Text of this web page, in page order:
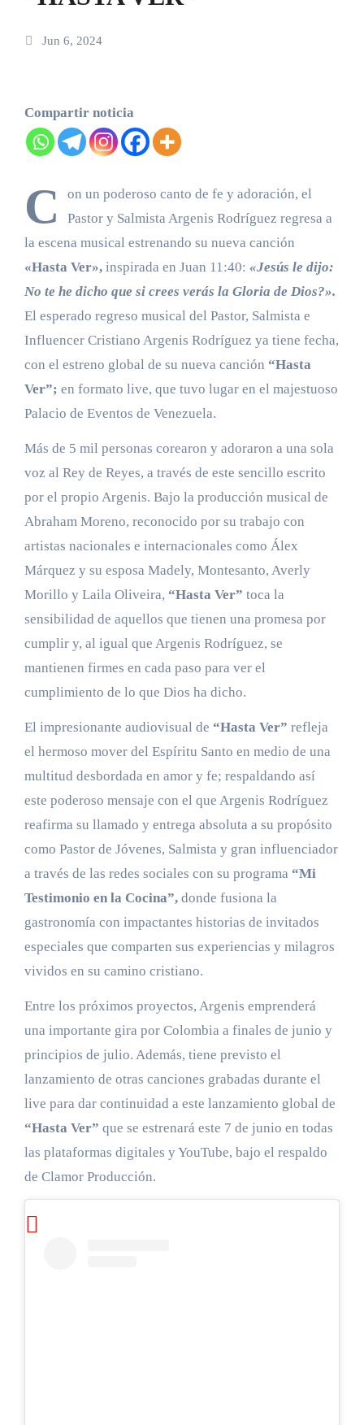
Jun 6, 2024
Compartir noticia
C
on un poderoso canto de fe y adoración, el
Pastor y Salmista Argenis Rodríguez regresa a
la escena musical estrenando su nueva canción
«Hasta Ver»,inspirada en Juan 11:40: «Jesús le dijo:
No te he dicho que si crees verás la Gloria de Dios?».
El esperado regreso musical del Pastor, Salmista e
Influencer Cristiano Argenis Rodríguez ya tiene fecha,
con el estreno global de su nueva canción “Hasta
Ver”; en formato live, que tuvo lugar en el majestuoso
Palacio de Eventos de Venezuela.
Más de 5 mil personas corearon y adoraron a una sola
voz al Rey de Reyes, a través de este sencillo escrito
por el propio Argenis. Bajo la producción musical de
Abraham Moreno, reconocido por su trabajo con
artistas nacionales e internacionales como Álex
Márquez y su esposa Madely, Montesanto, Averly
Morillo y Laila Oliveira, “Hasta Ver” toca la
sensibilidad de aquellos que tienen una promesa por
cumplir y, al igual que Argenis Rodríguez, se
mantienen firmes en cada paso para ver el
cumplimiento de lo que Dios ha dicho.
El impresionante audiovisual de “Hasta Ver” refleja
el hermoso mover del Espíritu Santo en medio de una
multitud desbordada en amor y fe; respaldando así
este poderoso mensaje con el que Argenis Rodríguez
reafirma su llamado y entrega absoluta a su propósito
como Pastor de Jóvenes, Salmista y gran influenciador
a través de las redes sociales con su programa “Mi
Testimonio en la Cocina”,donde fusiona la
gastronomía con impactantes historias de invitados
especiales que comparten sus experiencias y milagros
vividos en su camino cristiano.
Entre los próximos proyectos, Argenis emprenderá
una importante gira por Colombia a finales de junio y
principios de julio. Además, tiene previsto el
lanzamiento de otras canciones grabadas durante el
live para dar continuidad a este lanzamiento global de
“Hasta Ver” que se estrenará este 7 de junio en todas
las plataformas digitales y YouTube, bajo el respaldo
de Clamor Producción.